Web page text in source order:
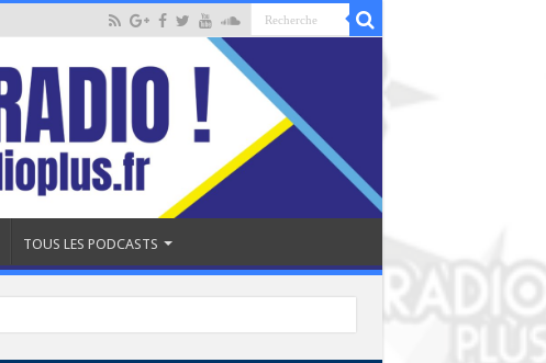
TOUS LES PODCASTS